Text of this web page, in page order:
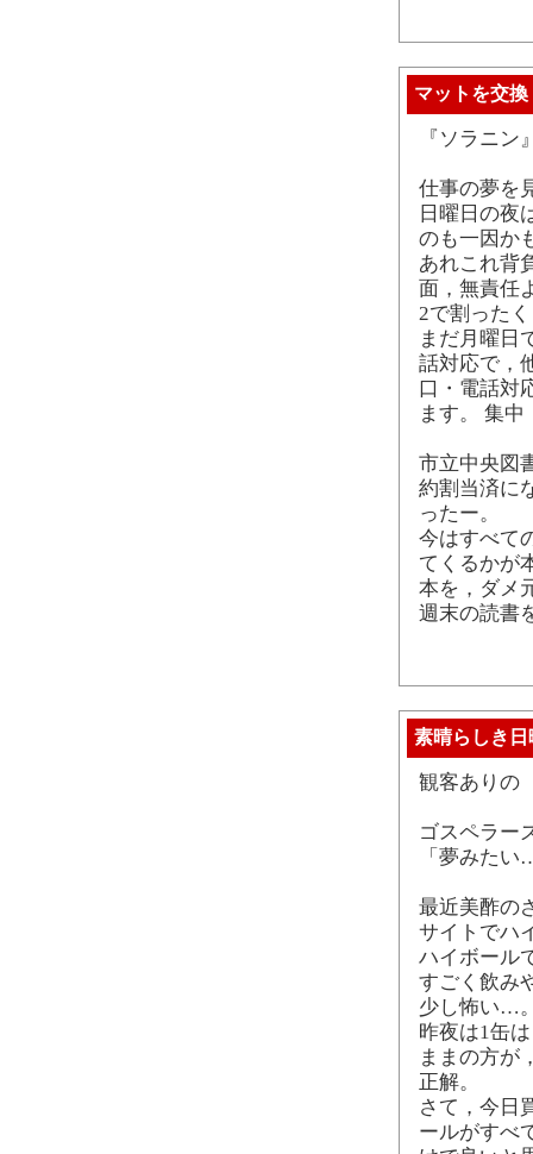
マットを交換
『ソラニ
仕事の夢を
日曜日の夜
のも一因か
あれこれ背
面，無責任
2で割った
まだ月曜日
話対応で，
口・電話対
ます。 集中
市立中央図
約割当済に
ったー。
今はすべて
てくるかが
本を，ダメ
週末の読書
素晴らしき日
観客ありの
ゴスペラー
「夢みた
最近美酢の
サイトでハ
ハイボール
すごく飲み
少し怖い…
昨夜は1缶
ままの方が
正解。
さて，今日
ールがすべ